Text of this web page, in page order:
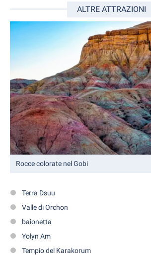
ALTRE ATTRAZIONI
Rocce colorate nel Gobi
Terra Dsuu
Valle di Orchon
baionetta
Yolyn Am
Tempio del Karakorum